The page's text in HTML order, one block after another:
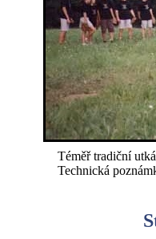
Téměř tradiční
Technická